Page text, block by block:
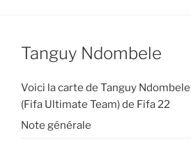
Tanguy Ndombele
Voici la carte de Tanguy
(Fifa Ultimate Team) de Fifa 22
Note générale